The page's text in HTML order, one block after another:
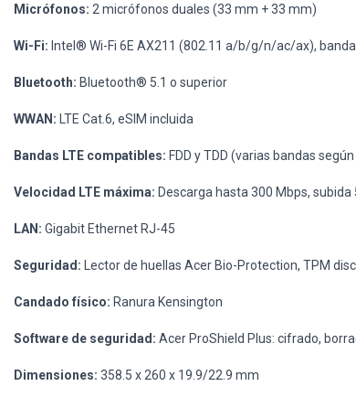
Micrófonos: 2 micrófonos duales (33 mm + 33 mm)
Wi-Fi: Intel® Wi-Fi 6E AX211 (802.11 a/b/g/n/ac/ax),
Bluetooth: Bluetooth® 5.1 o superior
WWAN: LTE Cat.6, eSIM incluida
Bandas LTE compatibles: FDD y TDD (varias bandas
Velocidad LTE máxima: Descarga hasta 300 Mbps, subida
LAN: Gigabit Ethernet RJ-45
Seguridad: Lector de huellas Acer Bio-Protection, TPM
Candado físico: Ranura Kensington
Software de seguridad: Acer ProShield Plus: cifrado,
Dimensiones: 358.5 x 260 x 19.9/22.9 mm